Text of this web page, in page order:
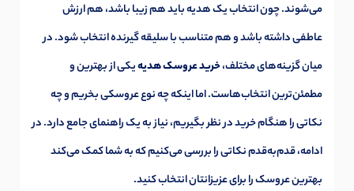
می‌شوند. چون انتخاب یک هدیه باید هم زیبا باشد، هم ارزش
عاطفی داشته باشد و هم متناسب با سلیقه گیرنده انتخاب شود. در
میان گزینه‌های مختلف،خرید عروسک هدیهیکی از بهترین و
مطمئن‌ترین انتخاب‌هاست. اما اینکه چه نوع عروسکی بخریم و چه
نکاتی را هنگام خرید در نظر بگیریم، نیاز به یک راهنمای جامع دارد. در
ادامه، قدم‌به‌قدم نکاتی را بررسی می‌کنیم که به شما کمک می‌کند
بهترین عروسک را برای عزیزانتان انتخاب کنید.